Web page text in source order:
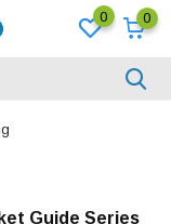
0 0
Guide Series